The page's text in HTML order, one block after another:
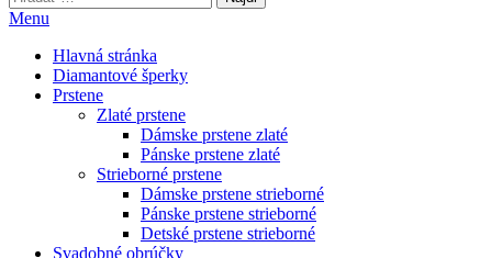
Menu
Hlavná stránka
Diamantové šperky
Prstene
Zlaté prstene
Dámske prstene zlaté
Pánske prstene zlaté
Strieborné prstene
Dámske prstene strieborné
Pánske prstene strieborné
Detské prstene strieborné
Svadobné obrúčky